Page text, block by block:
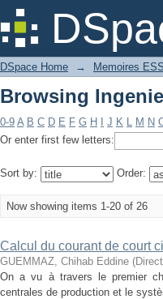
Browsing
DSpace Home → Memoires
Browsing
0-9 A B C D E F G H J K L M N
Or enter first few letters:
Sort by: Order:
Now showing items 1-20 of 26
Calcul du courant de court
GUEMMAZ, Chihab Eddine (
On a vu à travers le premier
centrales de production et le